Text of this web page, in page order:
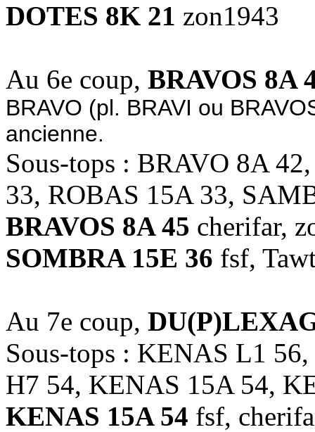
DOTES 8K 21 zon1943
Au 6e coup, BRAVOS 8A
BRAVO (pl. BRAVI ou
ancienne.
Sous-tops : BRAVO 8A
33, ROBAS 15A 33,
BRAVOS 8A 45 cherifar,
SOMBRA 15E 36 fsf,
Au 7e coup,
Sous-tops : KENAS L1
H7 54, KENAS 15A 54,
KENAS 15A 54 fsf,